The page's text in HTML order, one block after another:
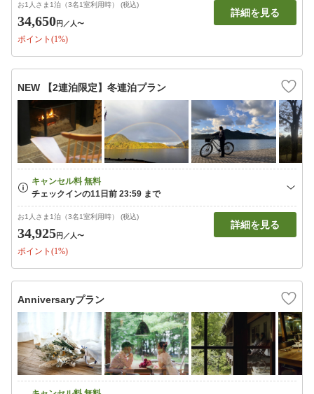
お1人さま1泊（3名1室利用時） (税込)
34,650円 ／人〜
ポイント(1%)
詳細を見る
NEW 【2連泊限定】冬連泊プラン
お1人さま1泊（3名1室利用時） (税込)
34,925円 ／人〜
ポイント(1%)
詳細を見る
Anniversaryプラン